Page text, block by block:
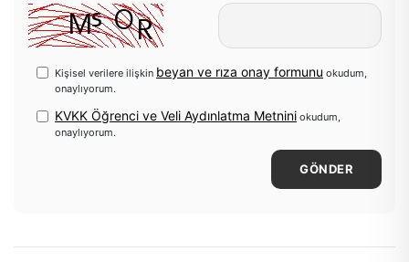
Kişisel verilere ilişkin beyan ve rıza onay formunu okudum,
onaylıyorum.
KVKK Öğrenci ve Veli Aydınlatma Metnini okudum,
onaylıyorum.
GÖNDER